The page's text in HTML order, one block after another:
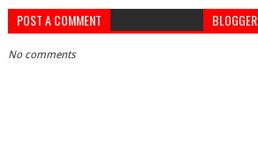
POST A COMMENT BLOGGER
No comments